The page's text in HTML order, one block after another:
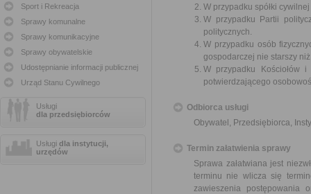
Sport i Rekreacja
Sprawy komunalne
Sprawy komunikacyjne
Sprawy obywatelskie
Udostępnianie informacji publicznej
Urząd Stanu Cywilnego
Usługi
dla przedsiębiorców
Usługi dla instytucji,
urzędów
W przypadku spółki
W przypadku Partii
politycznych.
W przypadku osób
gospodarczej nie starszy
W przypadku Kościołów
potwierdzającego
Odbiorca usługi
Obywatel, Przedsiębiorca,
Termin załatwienia sprawy
Sprawa załatwiana jest
terminu nie wlicza się
zawieszenia postępowania